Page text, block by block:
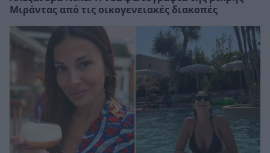
Μιράντας από τις οικογενειακές διακοπές